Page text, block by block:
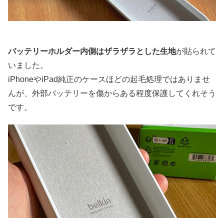
バッテリーホルダー内側はザラザラとした生地が貼られて
いました。
iPhoneやiPad純正のケースほどの起毛処理ではありませ
んが、外部バッテリーを傷からある程度保護してくれそう
です。